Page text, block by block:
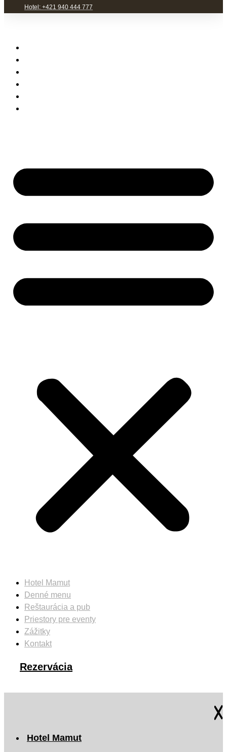
Hotel: +421 940 444 777
Hotel Mamut
Denné menu
Reštaurácia a pub
Priestory pre eventy
Zážitky
Kontakt
Rezervácia
Hotel Mamut